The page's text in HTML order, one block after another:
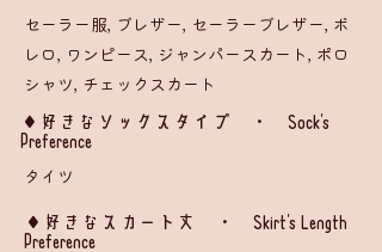
セーラー服, ブレザー, セーラーブレザー, ボ
レロ, ワンピース, ジャンパースカート, ポロ
シャツ, チェックスカート
◆好きなソックスタイプ ・ Sock's
Preference
タイツ
​◆好きなスカート丈 ・ Skirt's Length
Preference